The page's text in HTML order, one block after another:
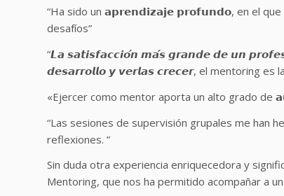
“Ha sido un 𝗮𝗽𝗿𝗲𝗻𝗱𝗶𝘇𝗮𝗷𝗲 𝗽𝗿𝗼𝗳𝘂𝗻𝗱𝗼, en el
desafíos”
“𝙇𝙖 𝙨𝙖𝙩𝙞𝙨𝙛𝙖𝙘𝙘𝙞𝙤́𝙣 𝙢𝙖́𝙨 𝙜𝙧𝙖𝙣𝙙𝙚 𝙙𝙚 𝙪𝙣
𝙙𝙚𝙨𝙖𝙧𝙧𝙤𝙡𝙡𝙤 𝙮 𝙫𝙚𝙧𝙡𝙖𝙨 𝙘𝙧𝙚𝙘𝙚𝙧, el mentoring es
«Ejercer como mentor aporta un alto grado de
“Las sesiones de supervisión grupales me han
reflexiones. ”
Sin duda otra experiencia enriquecedora y
Mentoring, que nos ha permitido acompañar a